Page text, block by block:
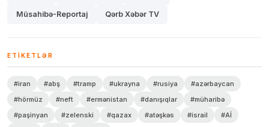
Müsahibə-Reportaj Qərb Xəbər TV
ETIKETLƏR
#iran #abş #tramp #ukrayna #rusiya
#azərbaycan
#hörmüz
#neft #ermənistan #danışıqlar
#müharibə
#paşinyan
#zelenski #qazax #atəşkəs #israil
#Aİ